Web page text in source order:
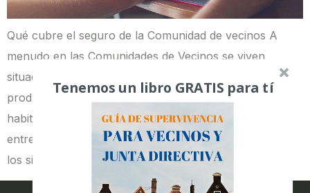
Qué cubre el seguro de la Comunidad de vecinos A
menudo en las Comunidades de Vecinos se viven
situaciones de auténtica incertidumbre cuando se
produce un siniestro o accidente en el edificio que
habitan los propietarios. Por poner algunos ejemplos,
entre los problemas más comunes podemos nombrar
los siguientes: que se rompa la caldera, goteras […]
Tenemos un libro GRATIS para tí